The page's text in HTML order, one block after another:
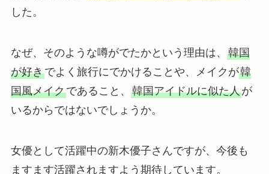
した。
なぜ、そのような噂がでたかという理由は、 韓国
が好きでよく旅行にでかけることや、メイクが韓
国風メイクであること、 韓国アイドルに似た人が
いるからではないでしょうか。
女優として活躍中の新木優子さんですが、今後も
ますます活躍されますよう期待しています。